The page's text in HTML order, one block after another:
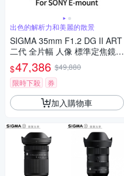
出色的解析力和美麗的散景
SIGMA 35mm F1.2 DG II ART
二代 全片幅 人像 標準定焦鏡頭
For SONY E-mount (公司貨)
$47,386 $49,880
限時下殺
券
加入購物車